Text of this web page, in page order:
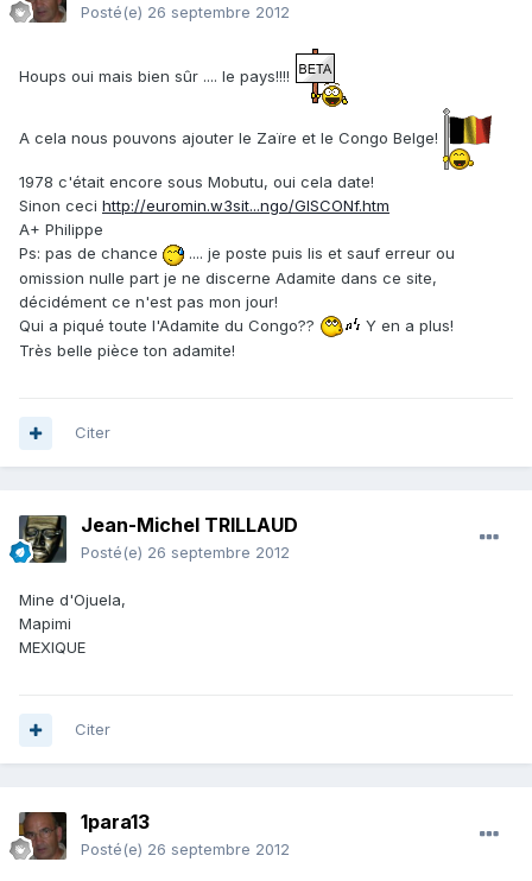
Posté(e) 26 septembre 2012
Houps oui mais bien sûr .... le pays!!!!
A cela nous pouvons ajouter le Zaïre et le Congo Belge!
1978 c'était encore sous Mobutu, oui cela date!
Sinon ceci http://euromin.w3sit...ngo/GISCONf.htm
A+ Philippe
Ps: pas de chance
.... je poste puis lis et sauf erreur ou
omission nulle part je ne discerne Adamite dans ce site,
décidément ce n'est pas mon jour!
Qui a piqué toute l'Adamite du Congo??
Y en a plus!
Très belle pièce ton adamite!
Citer
Jean-Michel TRILLAUD
Posté(e) 26 septembre 2012
Mine d'Ojuela,
Mapimi
MEXIQUE
Citer
1para13
Posté(e) 26 septembre 2012